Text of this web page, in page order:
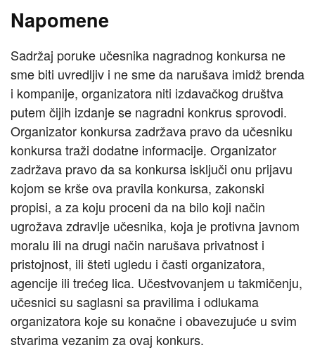
Napomene
Sadržaj poruke učesnika nagradnog konkursa ne
sme biti uvredljiv i ne sme da narušava imidž brenda
i kompanije, organizatora niti izdavačkog društva
putem čijih izdanje se nagradni konkrus sprovodi.
Organizator konkursa zadržava pravo da učesniku
konkursa traži dodatne informacije. Organizator
zadržava pravo da sa konkursa isključi onu prijavu
kojom se krše ova pravila konkursa, zakonski
propisi, a za koju proceni da na bilo koji način
ugrožava zdravlje učesnika, koja je protivna javnom
moralu ili na drugi način narušava privatnost i
pristojnost, ili šteti ugledu i časti organizatora,
agencije ili trećeg lica. Učestvovanjem u takmičenju,
učesnici su saglasni sa pravilima i odlukama
organizatora koje su konačne i obavezujuće u svim
stvarima vezanim za ovaj konkurs.